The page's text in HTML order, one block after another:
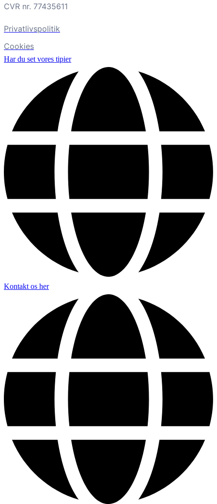
CVR nr. 77435611
Privatlivspolitik
Cookies
Har du set vores tipier
Kontakt os her